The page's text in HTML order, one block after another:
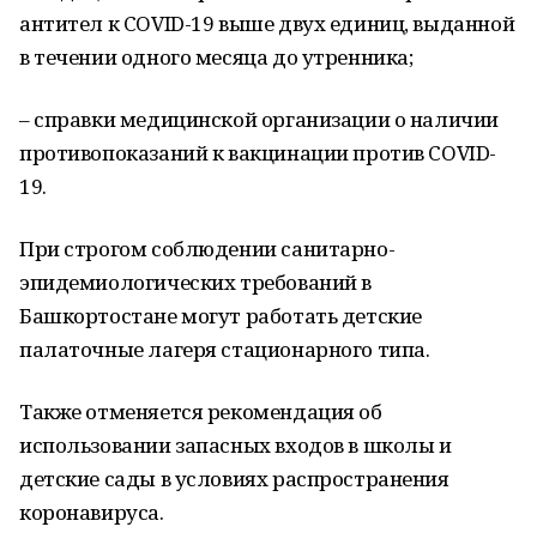
антител к COVID-19 выше двух единиц, выданной
в течении одного месяца до утренника;
– справки медицинской организации о наличии
противопоказаний к вакцинации против COVID-
19.
При строгом соблюдении санитарно-
эпидемиологических требований в
Башкортостане могут работать детские
палаточные лагеря стационарного типа.
Также отменяется рекомендация об
использовании запасных входов в школы и
детские сады в условиях распространения
коронавируса.